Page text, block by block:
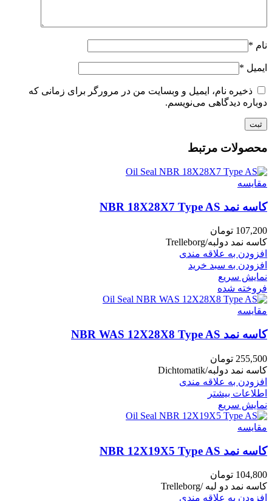
نام *
ایمیل *
ذخیره نام، ایمیل و وبسایت من در مرورگر برای زمانی که
دوباره دیدگاهی می‌نویسم.
محصولات مرتبط
مقايسه
کاسه نمد NBR 18X28X7 Type AS
107,200 تومان
کاسه نمد دولبه/Trelleborg
افزودن به علاقه مندی
افزودن به سبد خرید
نمایش سریع
فروخته شده
مقايسه
کاسه نمد NBR WAS 12X28X8 Type AS
255,500 تومان
کاسه نمد دولبه/Dichtomatik
افزودن به علاقه مندی
اطلاعات بیشتر
نمایش سریع
مقايسه
کاسه نمد NBR 12X19X5 Type AS
104,800 تومان
کاسه نمد دو لبه /Trelleborg
افزودن به علاقه مندی